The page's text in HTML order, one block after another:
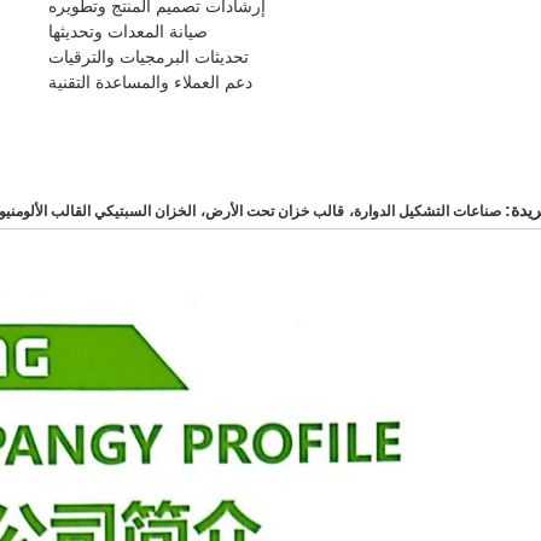
إرشادات تصميم المنتج وتطويره
صيانة المعدات وتحديثها
تحديثات البرمجيات والترقيات
دعم العملاء والمساعدة التقنية
صناعات التشكيل الدوارة، قالب خزان تحت الأرض، الخزان السبتيكي القالب